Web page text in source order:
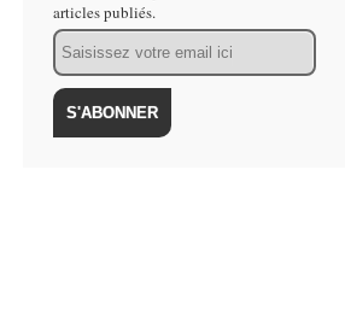
articles publiés.
Email